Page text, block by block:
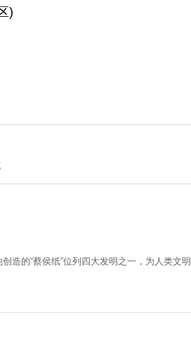
)
造的“蔡侯纸”位列四大发明之一，为人类